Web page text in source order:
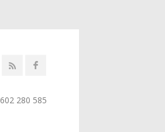
602 280 585